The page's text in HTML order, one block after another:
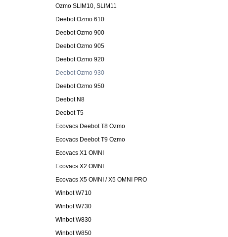
Ozmo SLIM10, SLIM11
Deebot Ozmo 610
Deebot Ozmo 900
Deebot Ozmo 905
Deebot Ozmo 920
Deebot Ozmo 930
Deebot Ozmo 950
Deebot N8
Deebot T5
Ecovacs Deebot T8 Ozmo
Ecovacs Deebot T9 Ozmo
Ecovacs X1 OMNI
Ecovacs X2 OMNI
Ecovacs X5 OMNI / X5 OMNI PRO
Winbot W710
Winbot W730
Winbot W830
Winbot W850